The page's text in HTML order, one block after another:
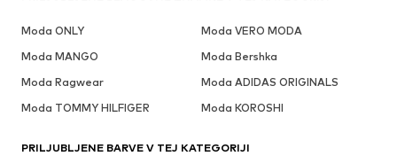
Moda ONLY
Moda VERO MODA
Moda MANGO
Moda Bershka
Moda Ragwear
Moda ADIDAS ORIGINALS
Moda TOMMY HILFIGER
Moda KOROSHI
PRILJUBLJENE BARVE V TEJ KATEGORIJI